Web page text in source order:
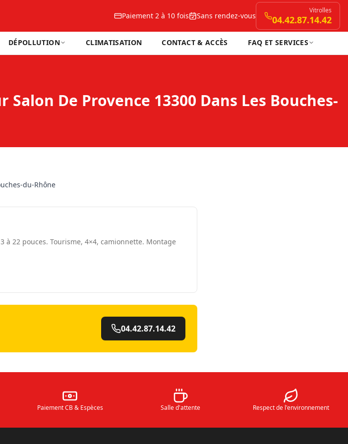
Paiement 2 à 10 fois Sans rendez-vous
Vitrolles
04.42.87.14.42
DÉPOLLUTION CLIMATISATION CONTACT & ACCÈS FAQ ET SERVICES
De Provence 13300 Dans Les Bouches-
du-Rhône
à 22 pouces. Tourisme, 4×4, camionnette. Montage
04.42.87.14.42
Paiement CB & Espèces Salle d'attente Respect de l'environnement